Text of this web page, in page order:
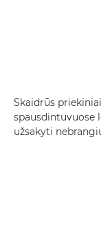
Skaidrūs
spausdintuvuose
užsakyti